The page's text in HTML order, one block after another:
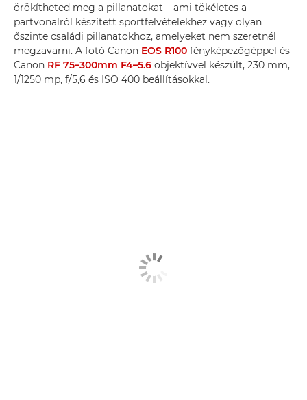
örökítheted meg a pillanatokat – ami tökéletes a
partvonalról készített sportfelvételekhez vagy olyan
őszinte családi pillanatokhoz, amelyeket nem szeretnél
megzavarni. A fotó Canon EOS R100 fényképezőgéppel és
Canon RF 75–300mm F4–5.6 objektívvel készült, 230 mm,
1/1250 mp, f/5,6 és ISO 400 beállításokkal.